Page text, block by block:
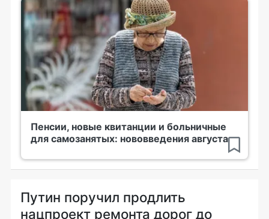
Пенсии, новые квитанции и больничные
для самозанятых: нововведения августа
Путин поручил продлить
нацпроект ремонта дорог до